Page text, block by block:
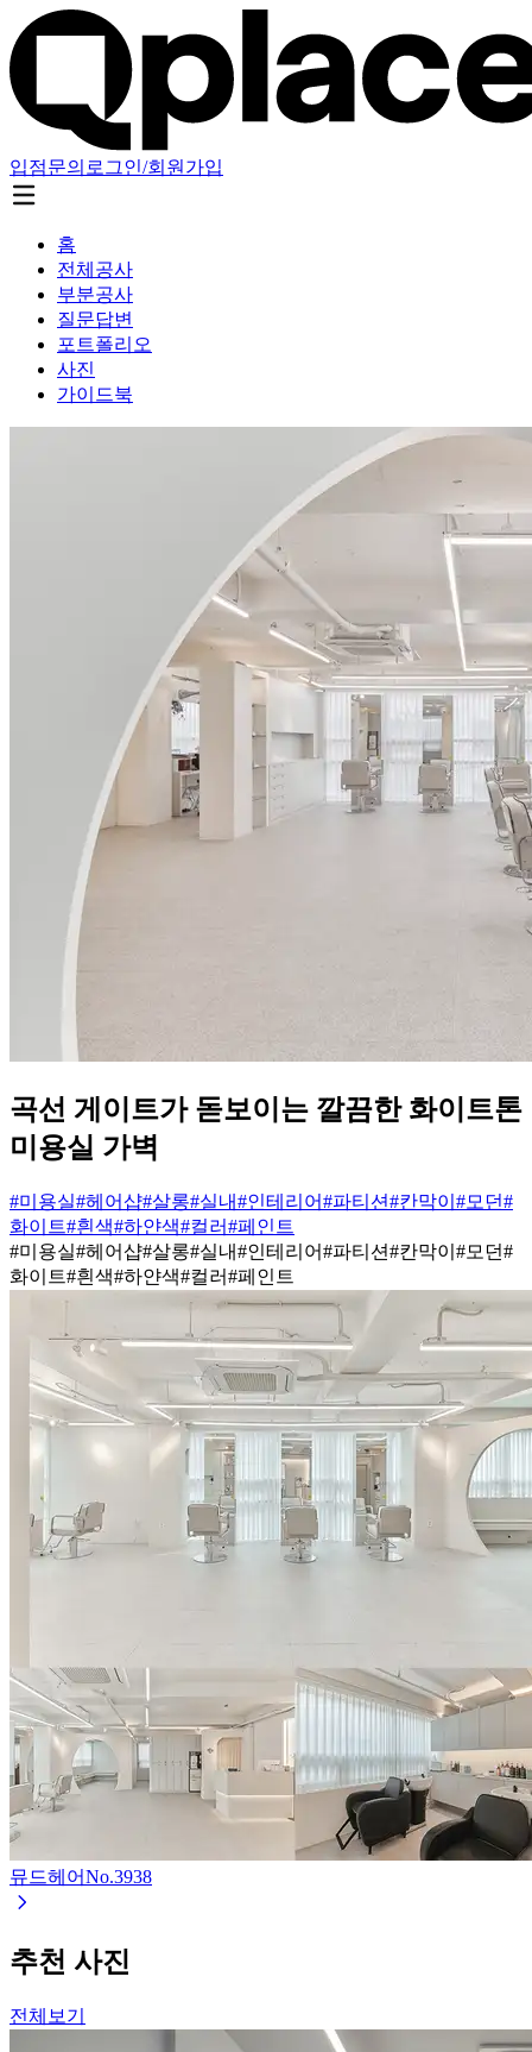
입점문의 로그인/회원가입
홈
전체공사
부분공사
질문답변
포트폴리오
사진
가이드북
곡선 게이트가 돋보이는 깔끔한 화이트톤
미용실 가벽
#미용실#헤어샵#살롱#실내#인테리어#파티션#칸막이 #모던#
화이트#흰색#하얀색#컬러#페인트
#미용실#헤어샵#살롱#실내#인테리어#파티션#칸막이 #모던#
화이트#흰색#하얀색#컬러#페인트
뮤드헤어No.3938
추천 사진
전체보기